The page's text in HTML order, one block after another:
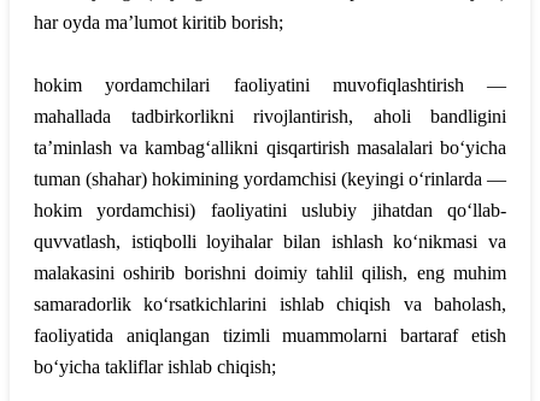
har oyda ma’lumot kiritib borish;
hokim yordamchilari faoliyatini muvofiqlashtirish —
mahallada tadbirkorlikni rivojlantirish, aholi bandligini
ta’minlash va kambag‘allikni qisqartirish masalalari bo‘yicha
tuman (shahar) hokimining yordamchisi (keyingi o‘rinlarda —
hokim yordamchisi) faoliyatini uslubiy jihatdan qo‘llab-
quvvatlash, istiqbolli loyihalar bilan ishlash ko‘nikmasi va
malakasini oshirib borishni doimiy tahlil qilish, eng muhim
samaradorlik ko‘rsatkichlarini ishlab chiqish va baholash,
faoliyatida aniqlangan tizimli muammolarni bartaraf etish
bo‘yicha takliflar ishlab chiqish;